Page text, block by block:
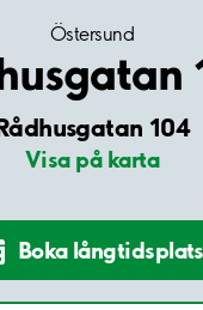
Östersund
104
Visa på karta
Boka långtidsplats